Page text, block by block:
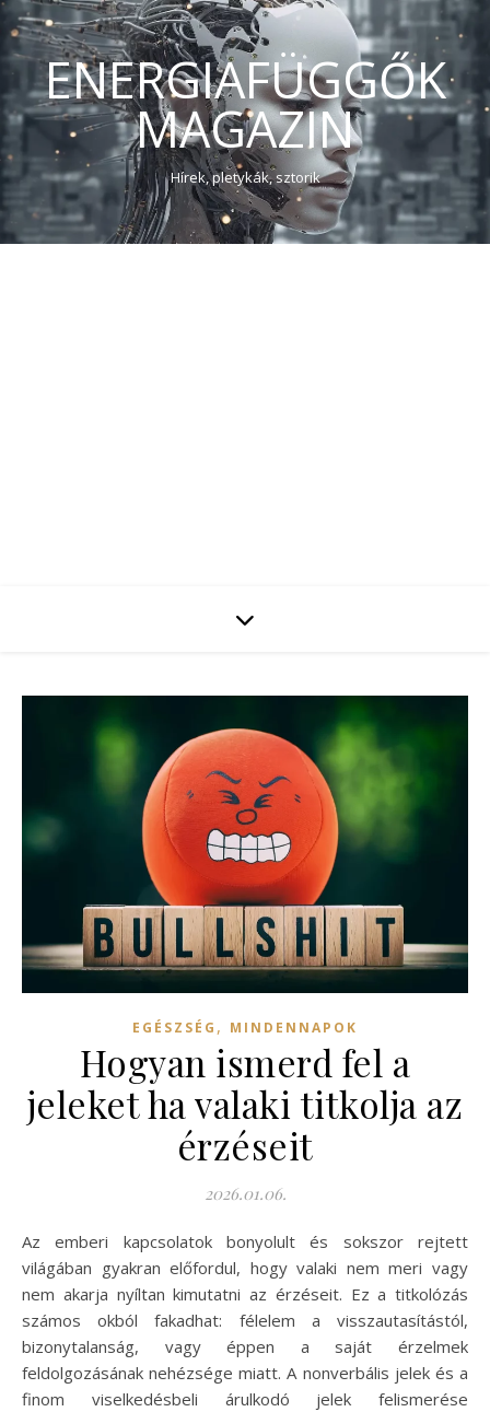
ENERGIAFÜGGŐK
MAGAZIN
Hírek, pletykák, sztorik
EGÉSZSÉG , MINDENNAPOK
Hogyan ismerd fel a
jeleket ha valaki titkolja az
érzéseit
2026.01.06.
Az emberi kapcsolatok bonyolult és sokszor rejtett
világában gyakran előfordul, hogy valaki nem meri vagy
nem akarja nyíltan kimutatni az érzéseit. Ez a titkolózás
számos okból fakadhat: félelem a visszautasítástól,
bizonytalanság, vagy éppen a saját érzelmek
feldolgozásának nehézsége miatt. A nonverbális jelek és a
finom viselkedésbeli árulkodó jelek felismerése